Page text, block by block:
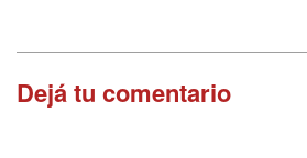
Dejá tu comentario